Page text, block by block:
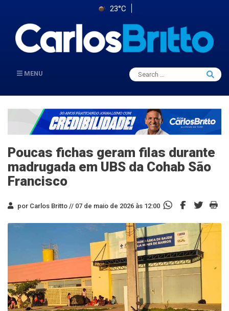
23°C
MENU
Search
for:
Search
Poucas fichas geram filas durante
madrugada em UBS da Cohab São
Francisco
por Carlos Britto // 07 de maio de 2026 às 12:00